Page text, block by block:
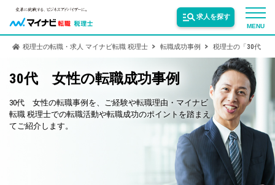
MENU
求人を探す
転職お役立ち情報
税理士の転職・求人 マイナビ転職 税理士 転職成功事例 税理士の「30代 女
30代 女性の転職成功事例
30代 女性の転職事例を、ご経験や転職理由・マイナビ
転職 税理士での転職活動や転職成功のポイントを踏まえ
てご紹介します。